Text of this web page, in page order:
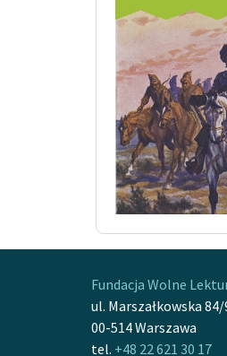
Fundacja Wolne
ul. Marszałkowska
00-514 Warszawa
tel. +48 22 621 30 17